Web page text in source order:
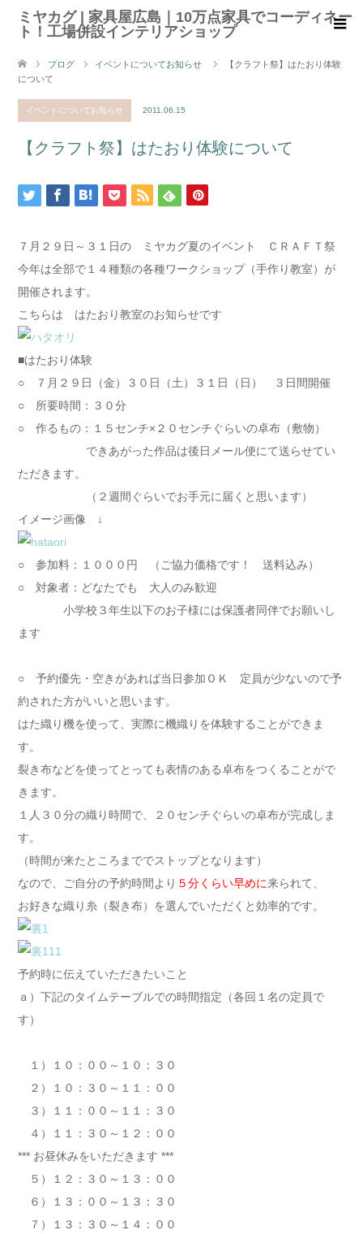
ミヤカグ | 家具屋広島｜10万点家具でコーディネー
ト！工場併設インテリアショップ
ブログ イベントについてお知らせ
【クラフト祭】はたおり体験
について
イベントについてお知らせ 2011.06.15
【クラフト祭】はたおり体験について
７月２９日～３１日の ミヤカグ夏のイベント ＣＲＡＦＴ祭
今年は全部で１４種類の各種ワークショップ（手作り教室）が
開催されます。
こちらは はたおり教室のお知らせです
■はたおり体験
○ ７月２９日（金）３０日（土）３１日（日） ３日間開催
○ 所要時間：３０分
○ 作るもの：１５センチ×２０センチぐらいの卓布（敷物）
できあがった作品は後日メール便にて送らせてい
ただきます。
（２週間ぐらいでお手元に届くと思います）
イメージ画像 ↓
○ 参加料：１０００円 （ご協力価格です！ 送料込み）
○ 対象者：どなたでも 大人のみ歓迎
小学校３年生以下のお子様には保護者同伴でお願いし
ます
○ 予約優先・空きがあれば当日参加ＯＫ 定員が少ないので予
約された方がいいと思います。
はた織り機を使って、実際に機織りを体験することができま
す。
裂き布などを使ってとっても表情のある卓布をつくることがで
きます。
１人３０分の織り時間で、２０センチぐらいの卓布が完成しま
す。
（時間が来たところまででストップとなります）
なので、ご自分の予約時間より ５分くらい早めに来られて、
お好きな織り糸（裂き布）を選んでいただくと効率的です。
予約時に伝えていただきたいこと
ａ）下記のタイムテーブルでの時間指定（各回１名の定員で
す）
１）１０：００～１０：３０
２）１０：３０～１１：００
３）１１：００～１１：３０
４）１１：３０～１２：００
*** お昼休みをいただきます ***
５）１２：３０～１３：００
６）１３：００～１３：３０
７）１３：３０～１４：００